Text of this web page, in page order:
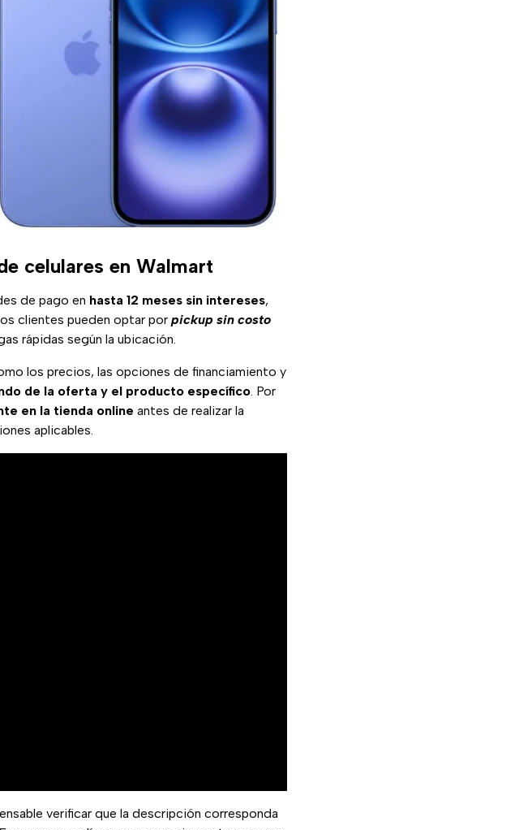
celulares en Walmart
de pago en hasta 12 meses sin intereses,
clientes pueden optar por pickup sin costo
rápidas según la ubicación.
los precios, las opciones de financiamiento y
de la oferta y el producto específico . Por
en la tienda online antes de realizar la
aplicables.
verificar que la descripción corresponda